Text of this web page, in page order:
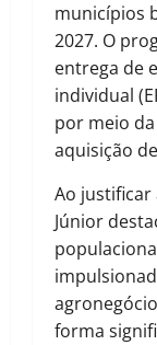
municípios
2027. O
entrega de
individual
por meio
aquisição
Ao justificar
Júnior
forma